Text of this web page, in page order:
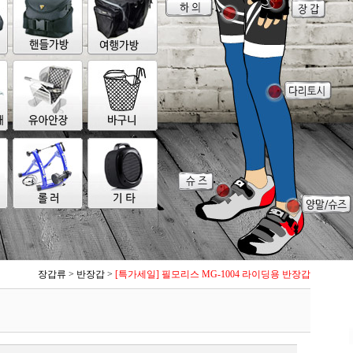
장갑류 > 반장갑 > [특가세일] 필모리스 MG-1004 라이딩용 반장갑